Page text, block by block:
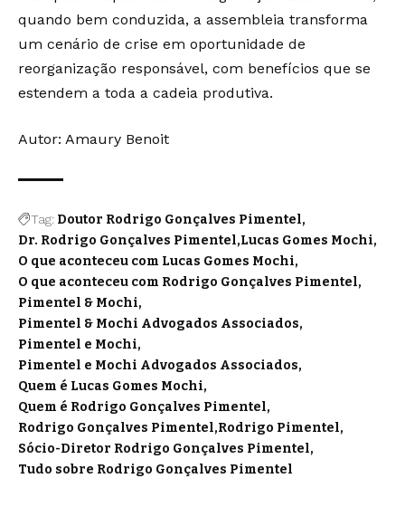
quando bem conduzida, a assembleia transforma
um cenário de crise em oportunidade de
reorganização responsável, com benefícios que se
estendem a toda a cadeia produtiva.
Autor: Amaury Benoit
Tag: Doutor Rodrigo Gonçalves Pimentel
Dr. Rodrigo Gonçalves Pimentel Lucas Gomes Mochi
O que aconteceu com Lucas Gomes Mochi
O que aconteceu com Rodrigo Gonçalves Pimentel
Pimentel & Mochi
Pimentel & Mochi Advogados Associados
Pimentel e Mochi
Pimentel e Mochi Advogados Associados
Quem é Lucas Gomes Mochi
Quem é Rodrigo Gonçalves Pimentel
Rodrigo Gonçalves Pimentel Rodrigo Pimentel
Sócio-Diretor Rodrigo Gonçalves Pimentel
Tudo sobre Rodrigo Gonçalves Pimentel